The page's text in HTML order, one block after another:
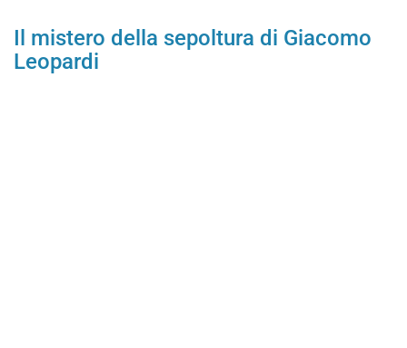
Il mistero della sepoltura di Giacomo
Leopardi